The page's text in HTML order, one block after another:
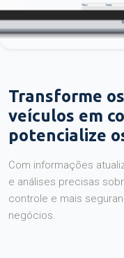
Transforme
veículos em
potencialize
Com informações
e análises precisas
controle e mais
negócios.